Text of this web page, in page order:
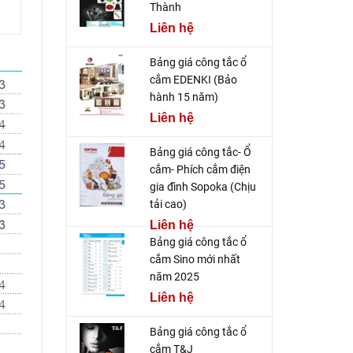
Thành
Liên hệ
Bảng giá công tắc ổ
cắm EDENKI (Bảo
hành 15 năm)
Liên hệ
Bảng giá công tắc- Ổ
cắm- Phích cắm điện
gia đình Sopoka (Chịu
tải cao)
Liên hệ
Bảng giá công tắc ổ
cắm Sino mới nhất
năm 2025
Liên hệ
Bảng giá công tắc ổ
cắm T&J